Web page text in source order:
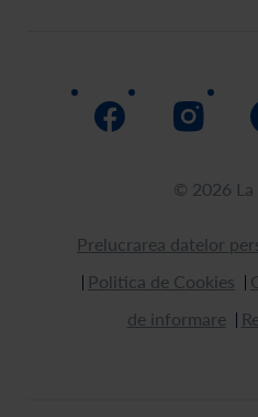
© 2026 La
Prelucrarea datelor
Politica de Cookies
de informare